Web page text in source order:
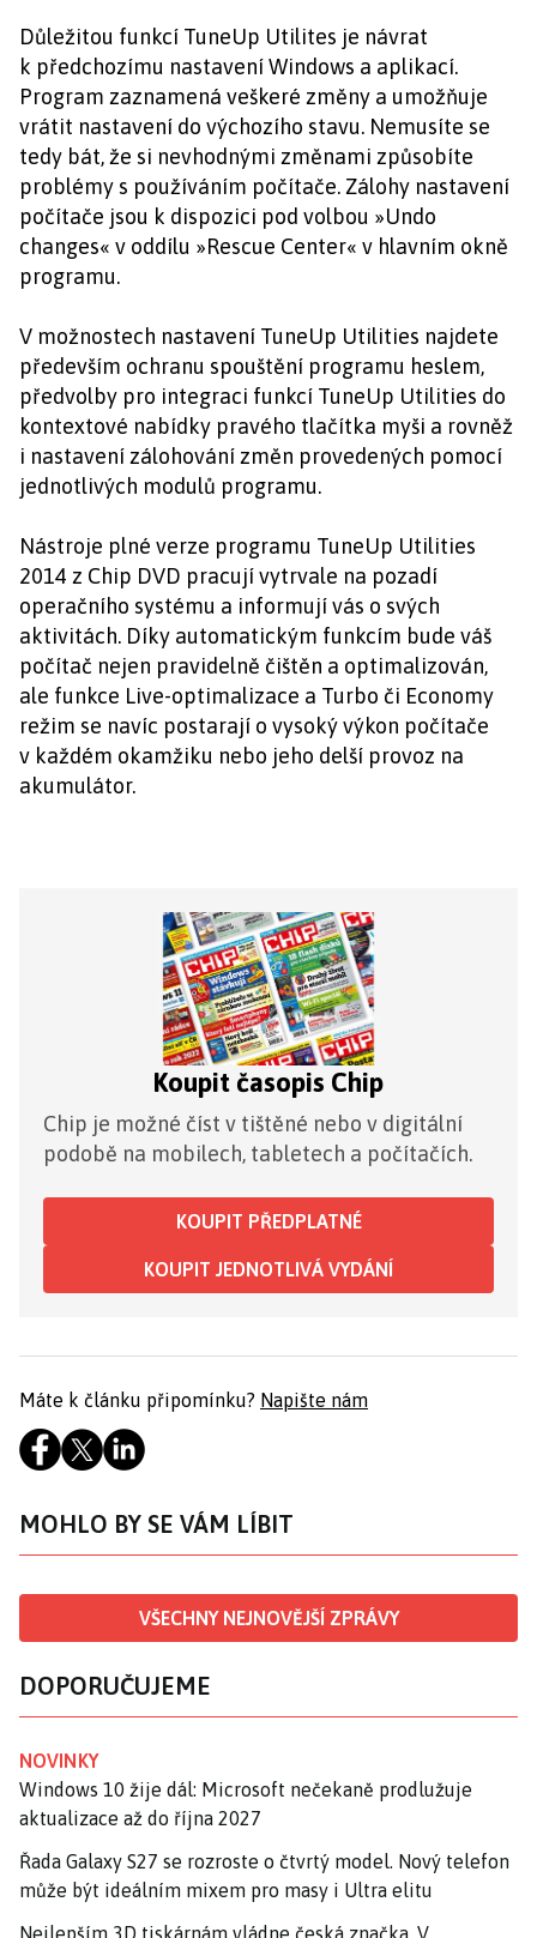
Důležitou funkcí TuneUp Utilites je návrat
k předchozímu nastavení Windows a aplikací.
Program zaznamená veškeré změny a umožňuje
vrátit nastavení do výchozího stavu. Nemusíte se
tedy bát, že si nevhodnými změnami způsobíte
problémy s používáním počítače. Zálohy nastavení
počítače jsou k dispozici pod volbou »Undo
changes« v oddílu »Rescue Center« v hlavním okně
programu.
V možnostech nastavení TuneUp Utilities najdete
především ochranu spouštění programu heslem,
předvolby pro integraci funkcí TuneUp Utilities do
kontextové nabídky pravého tlačítka myši a rovněž
i nastavení zálohování změn provedených pomocí
jednotlivých modulů programu.
Nástroje plné verze programu TuneUp Utilities
2014 z Chip DVD pracují vytrvale na pozadí
operačního systému a informují vás o svých
aktivitách. Díky automatickým funkcím bude váš
počítač nejen pravidelně čištěn a optimalizován,
ale funkce Live-optimalizace a Turbo či Economy
režim se navíc postarají o vysoký výkon počítače
v každém okamžiku nebo jeho delší provoz na
akumulátor.
Koupit časopis Chip
Chip je možné číst v tištěné nebo v digitální
podobě na mobilech, tabletech a počítačích.
KOUPIT PŘEDPLATNÉ
KOUPIT JEDNOTLIVÁ VYDÁNÍ
Máte k článku připomínku? Napište nám
MOHLO BY SE VÁM LÍBIT
VŠECHNY NEJNOVĚJŠÍ ZPRÁVY
DOPORUČUJEME
NOVINKY
Windows 10 žije dál: Microsoft nečekaně prodlužuje
aktualizace až do října 2027
Řada Galaxy S27 se rozroste o čtvrtý model. Nový telefon
může být ideálním mixem pro masy i Ultra elitu
Nejlepším 3D tiskárnám vládne česká značka. V